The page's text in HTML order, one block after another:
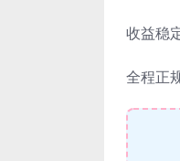
收益稳
全程正